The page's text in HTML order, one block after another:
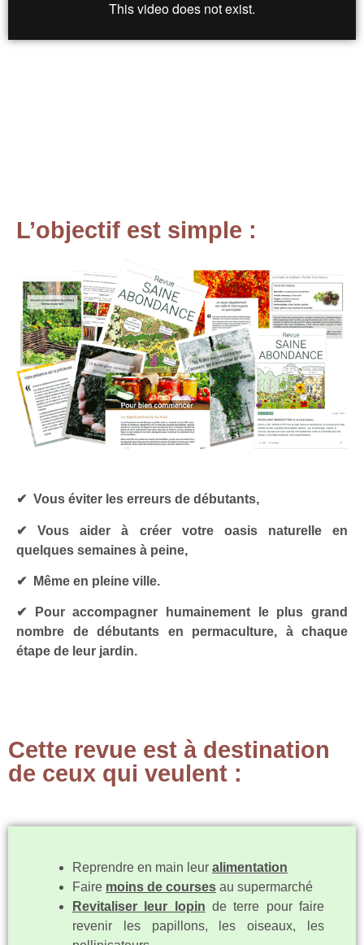
L’objectif est simple :
✔︎ Vous éviter les erreurs de débutants,
✔︎ Vous aider à créer votre oasis naturelle en
quelques semaines à peine,
✔︎ Même en pleine ville.
✔︎ Pour accompagner humainement le plus grand
nombre de débutants en permaculture, à chaque
étape de leur jardin.
Cette revue est à destination
de ceux qui veulent :
Reprendre en main leur alimentation
Faire moins de courses au supermarché
Revitaliser leur lopin de terre pour faire
revenir les papillons, les oiseaux, les